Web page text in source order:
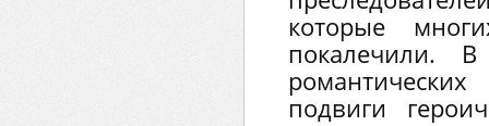
которые
покалечили.
подвиги